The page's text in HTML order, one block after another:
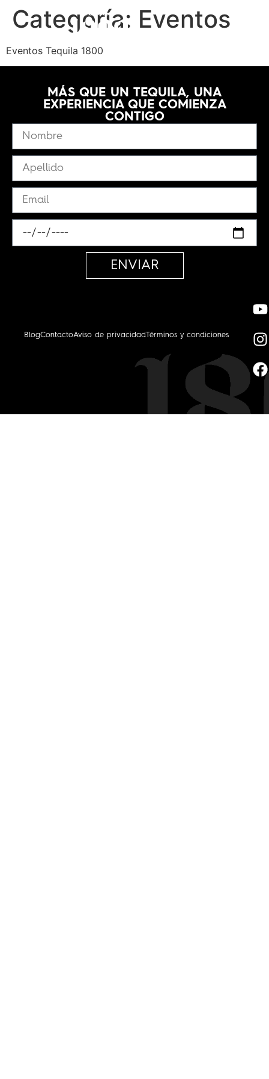
Categoría: Eventos
Eventos Tequila 1800
MÁS QUE UN TEQUILA, UNA
EXPERIENCIA QUE COMIENZA
CONTIGO
ENVIAR
BlogContactoAviso de privacidadTérminos y condiciones